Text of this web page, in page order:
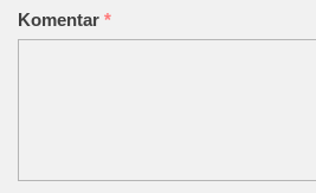
Komentar *